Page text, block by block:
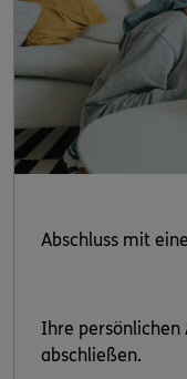
Abschluss mit
Ihre persönlichen
abschließen.